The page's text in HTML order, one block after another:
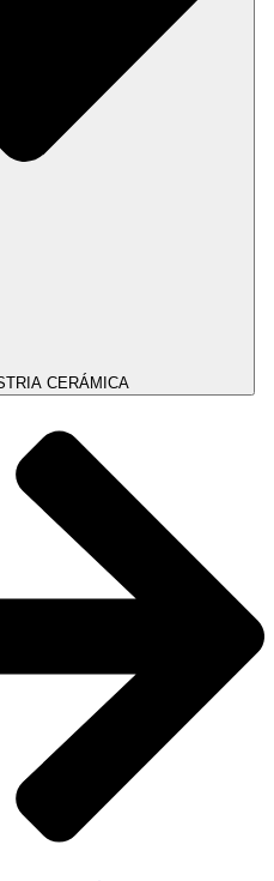
CERÁMICA